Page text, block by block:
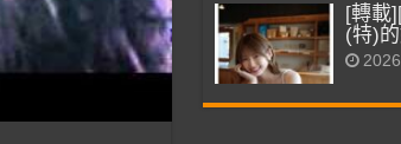
[轉載
(特)